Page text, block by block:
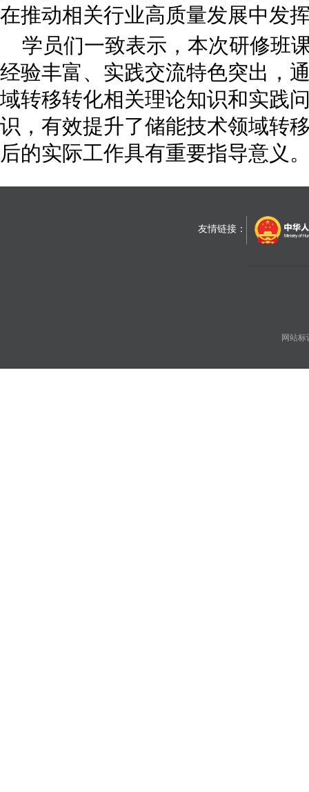
在推动相关行业高质量发展中发
学员们一致表示，本次研修班
经验丰富、实践交流特色突出，
域转移转化相关理论知识和实践
识，有效提升了储能技术领域转
后的实际工作具有重要指导意义
友情链接：
网站标